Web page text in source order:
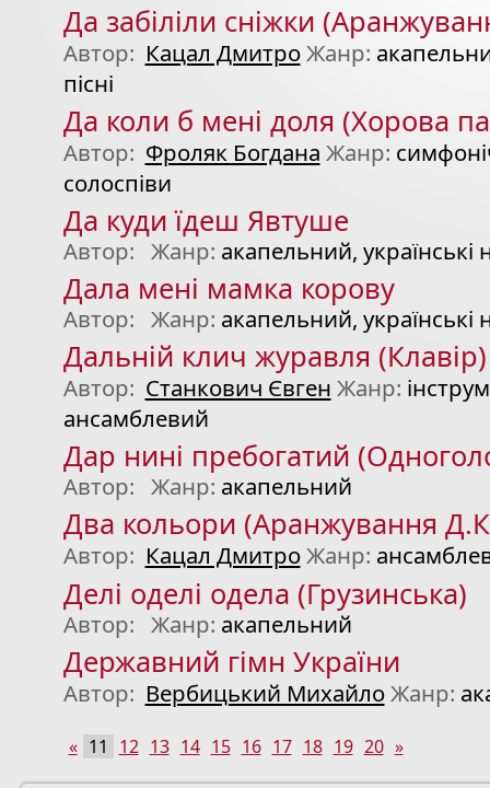
Да забіліли сніжки
Автор: Кацал ДмитроЖанр:
пісні
Да коли б мені доля (Хорова
Автор: Фроляк Богдана Жанр:
солоспіви
Да куди їдеш Явтуше
Автор: Жанр: акапельний, українські
Дала мені мамка корову
Автор: Жанр: акапельний, українські
Дальній клич журавля (Клавір)
Автор: Станкович Євген Жанр:
ансамблевий
Дар нині пребогатий
Автор: Жанр: акапельний
Два кольори (Аранжування
Автор: Кацал ДмитроЖанр:
Делі оделі одела (Грузинська)
Автор: Жанр: акапельний
Державний гімн України
Автор: Вербицький МихайлоЖанр:
« 11 12 13 14 15 16 17 18 19 20 »